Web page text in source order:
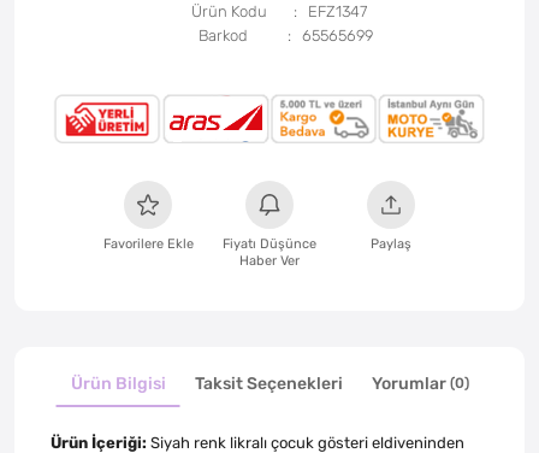
Ürün Kodu
EFZ1347
Barkod
65565699
Favorilere Ekle
Fiyatı Düşünce
Haber Ver
Paylaş
Ürün Bilgisi Taksit Seçenekleri Yorumlar (0)
Ürün İçeriği: Siyah renk likralı çocuk gösteri eldiveninden